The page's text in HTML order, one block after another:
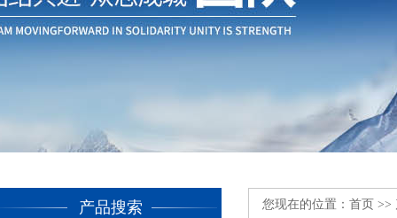
产品搜索 您现在的位置： 首页 >>